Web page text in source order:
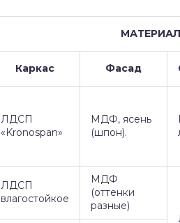
Каркас Фасад
ЛДСП
«Kronospan»
МДФ, ясень
(шпон).
ЛДСП
влагостойкое
МДФ
(оттенки
разные)